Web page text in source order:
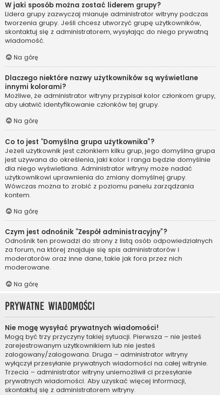
W jaki sposób można zostać liderem grupy?
Lidera grupy zazwyczaj mianuje administrator witryny podczas
tworzenia grupy. Jeśli chcesz utworzyć grupę użytkowników,
skontaktuj się z administratorem, wysyłając do niego prywatną
wiadomość.
Na górę
Dlaczego niektóre nazwy użytkowników są wyświetlane
innymi kolorami?
Możliwe, że administrator witryny przypisał kolor członkom grupy,
aby ułatwić identyfikowanie członków tej grupy.
Na górę
Co to jest “Domyślna grupa użytkownika”?
Jeżeli użytkownik jest członkiem kilku grup, jego domyślna grupa
jest używana do określenia, jaki kolor i ranga będzie domyślnie
dla niego wyświetlana. Administrator witryny może nadać
użytkownikowi uprawnienia do zmiany domyślnej grupy.
Wówczas można to zrobić z poziomu panelu zarządzania
kontem.
Na górę
Czym jest odnośnik “Zespół administracyjny”?
Odnośnik ten prowadzi do strony z listą osób odpowiedzialnych
za forum, na której znajduje się spis administratorów i
moderatorów oraz inne dane, takie jak fora przez nich
moderowane.
Na górę
Prywatne wiadomości
Nie mogę wysyłać prywatnych wiadomości!
Mogą być trzy przyczyny takiej sytuacji. Pierwsza – nie jesteś
zarejestrowanym użytkownikiem lub nie jesteś
zalogowany/zalogowana. Druga – administrator witryny
wyłączył przesyłanie prywatnych wiadomości na całej witrynie.
Trzecia – administrator witryny uniemożliwił ci przesyłanie
prywatnych wiadomości. Aby uzyskać więcej informacji,
skontaktuj się z administratorem witryny.